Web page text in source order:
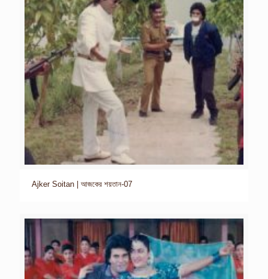
Ajker Soitan | আজকের শয়তান-07